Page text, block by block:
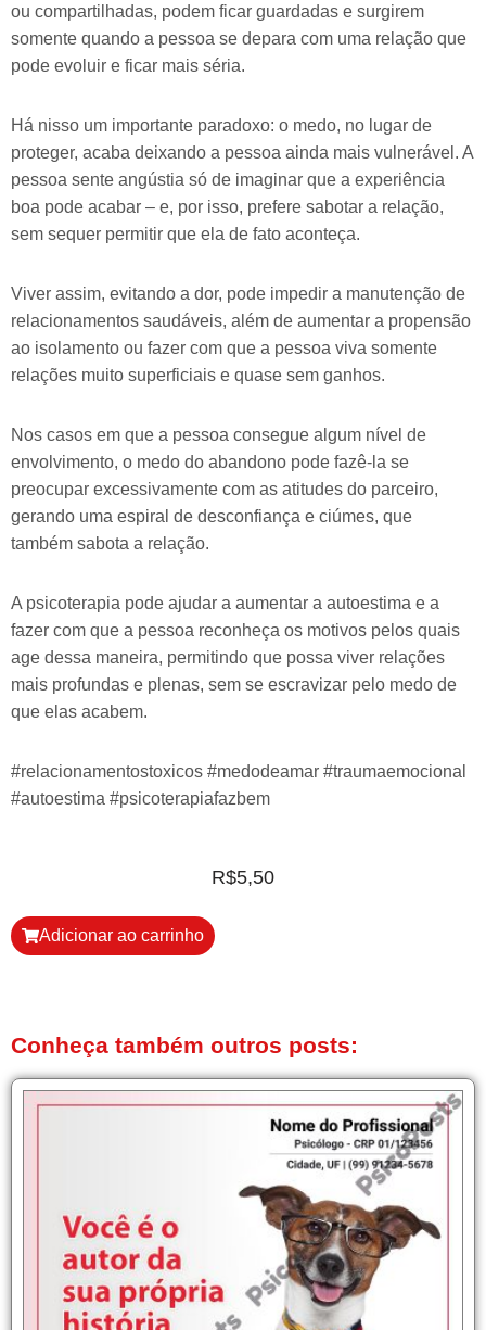
ou compartilhadas, podem ficar guardadas e surgirem
somente quando a pessoa se depara com uma relação que
pode evoluir e ficar mais séria.
Há nisso um importante paradoxo: o medo, no lugar de
proteger, acaba deixando a pessoa ainda mais vulnerável. A
pessoa sente angústia só de imaginar que a experiência
boa pode acabar – e, por isso, prefere sabotar a relação,
sem sequer permitir que ela de fato aconteça.
Viver assim, evitando a dor, pode impedir a manutenção de
relacionamentos saudáveis, além de aumentar a propensão
ao isolamento ou fazer com que a pessoa viva somente
relações muito superficiais e quase sem ganhos.
Nos casos em que a pessoa consegue algum nível de
envolvimento, o medo do abandono pode fazê-la se
preocupar excessivamente com as atitudes do parceiro,
gerando uma espiral de desconfiança e ciúmes, que
também sabota a relação.
A psicoterapia pode ajudar a aumentar a autoestima e a
fazer com que a pessoa reconheça os motivos pelos quais
age dessa maneira, permitindo que possa viver relações
mais profundas e plenas, sem se escravizar pelo medo de
que elas acabem.
#relacionamentostoxicos #medodeamar #traumaemocional
#autoestima #psicoterapiafazbem
R$5,50
Adicionar ao carrinho
Conheça também outros posts: